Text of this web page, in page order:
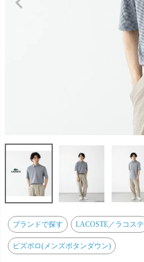
ブランドで探す LACOSTE／ラコステ
ビズポロ(メンズボタンダウン)